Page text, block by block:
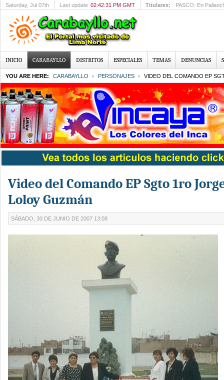
Saturday, Jul 07th Last update 02:42:31 PM GMT Titulares: PASCO: En
INICIO CARABAYLLO DISTRITOS ESPECIALES TEMAS DENUNCIAS
YOU ARE HERE: CARABAYLLO PERSONAJES VIDEO DEL COMANDO EP
Video del Comando EP Sgto 1ro
Loloy Guzmán
SÁBADO, 30 DE JUNIO DE 2007 13:08